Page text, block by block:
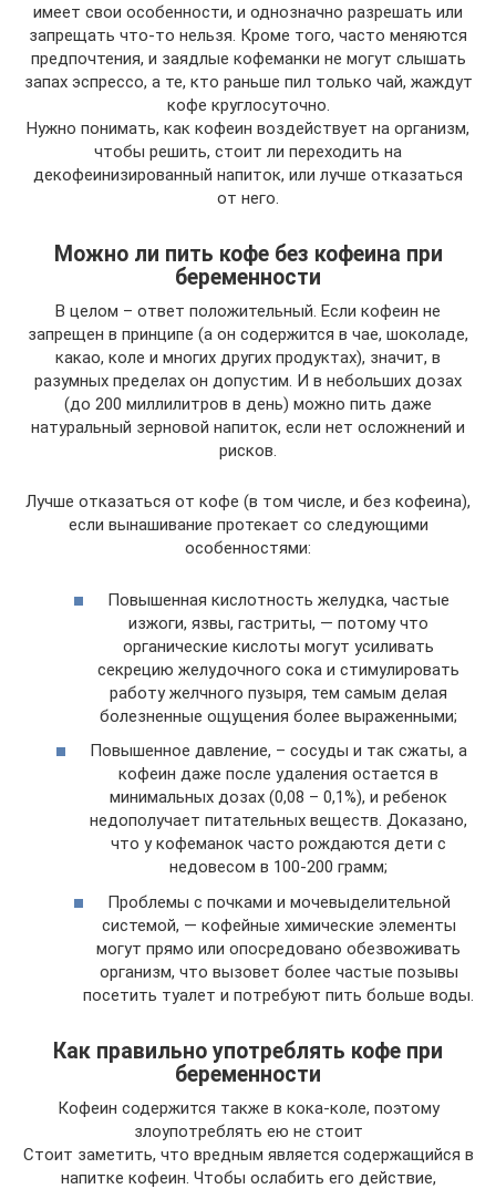
имеет свои особенности, и однозначно разрешать или
запрещать что-то нельзя. Кроме того, часто меняются
предпочтения, и заядлые кофеманки не могут слышать
запах эспрессо, а те, кто раньше пил только чай, жаждут
кофе круглосуточно.
Нужно понимать, как кофеин воздействует на организм,
чтобы решить, стоит ли переходить на
декофеинизированный напиток, или лучше отказаться
от него.
Можно ли пить кофе без кофеина при
беременности
В целом – ответ положительный. Если кофеин не
запрещен в принципе (а он содержится в чае, шоколаде,
какао, коле и многих других продуктах), значит, в
разумных пределах он допустим. И в небольших дозах
(до 200 миллилитров в день) можно пить даже
натуральный зерновой напиток, если нет осложнений и
рисков.
Лучше отказаться от кофе (в том числе, и без кофеина),
если вынашивание протекает со следующими
особенностями:
Повышенная кислотность желудка, частые
изжоги, язвы, гастриты, — потому что
органические кислоты могут усиливать
секрецию желудочного сока и стимулировать
работу желчного пузыря, тем самым делая
болезненные ощущения более выраженными;
Повышенное давление, – сосуды и так сжаты, а
кофеин даже после удаления остается в
минимальных дозах (0,08 – 0,1%), и ребенок
недополучает питательных веществ. Доказано,
что у кофеманок часто рождаются дети с
недовесом в 100-200 грамм;
Проблемы с почками и мочевыделительной
системой, — кофейные химические элементы
могут прямо или опосредовано обезвоживать
организм, что вызовет более частые позывы
посетить туалет и потребуют пить больше воды.
Как правильно употреблять кофе при
беременности
Кофеин содержится также в кока-коле, поэтому
злоупотреблять ею не стоит
Стоит заметить, что вредным является содержащийся в
напитке кофеин. Чтобы ослабить его действие,